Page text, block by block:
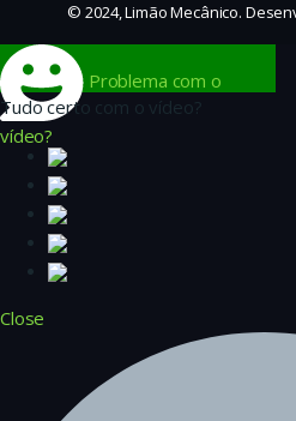
© 2024, Limão Mecânico.
Problema com o
vídeo?
Tudo certo com o vídeo?
Close